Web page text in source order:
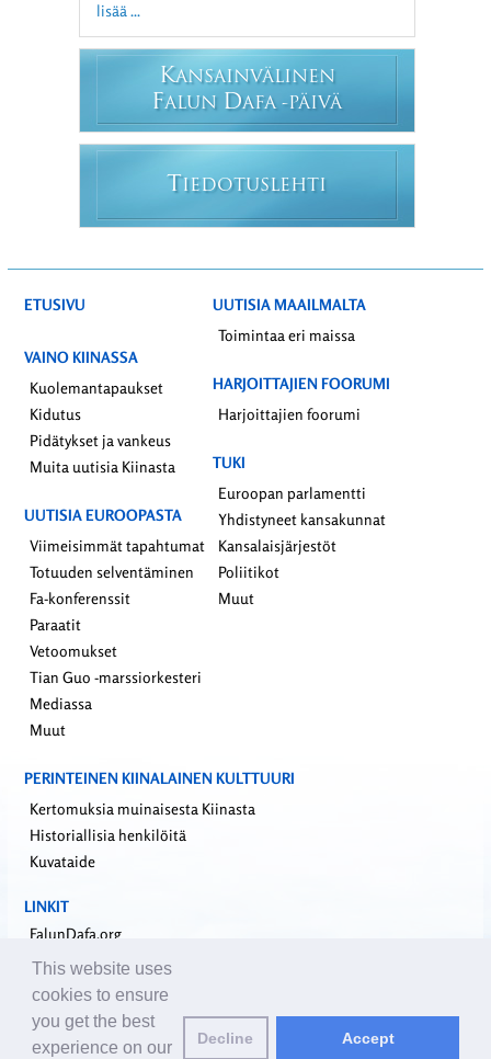
lisää ...
KANSAINVÄLINEN
FALUN DAFA -PÄIVÄ
T IEDOTUSLEHTI
ETUSIVU
VAINO KIINASSA
Kuolemantapaukset
Kidutus
Pidätykset ja vankeus
Muita uutisia Kiinasta
UUTISIA EUROOPASTA
Viimeisimmät tapahtumat
Totuuden selventäminen
Fa-konferenssit
Paraatit
Vetoomukset
Tian Guo -marssiorkesteri
Mediassa
Muut
UUTISIA MAAILMALTA
Toimintaa eri maissa
HARJOITTAJIEN FOORUMI
Harjoittajien foorumi
TUKI
Euroopan parlamentti
Yhdistyneet kansakunnat
Kansalaisjärjestöt
Poliitikot
Muut
PERINTEINEN KIINALAINEN KULTTUURI
Kertomuksia muinaisesta Kiinasta
Historiallisia henkilöitä
Kuvataide
LINKIT
FalunDafa.org
Falun Dafa -informaatiokeskus
Minghui.org
Riippumaton tutkimusraportti sisäelinryöstöistä
Yhdeksän kommentaaria kommunistisesta puolueesta
This website uses
cookies to ensure
you get the best
experience on our
Decline Accept